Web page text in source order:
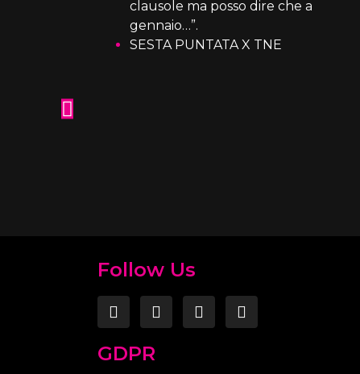
clausole ma posso dire che a
gennaio…”.
SESTA PUNTATA X TNE
Follow Us
GDPR